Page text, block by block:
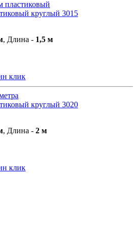
круглый 3015
, Длина - 1,5 м
клик
круглый 3020
, Длина - 2 м
клик